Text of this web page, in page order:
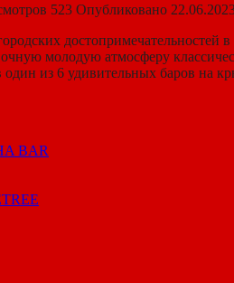
523 Опубликовано
достопримечательностей
молодую атмосферу
один из 6 удивительных баров на
BAR